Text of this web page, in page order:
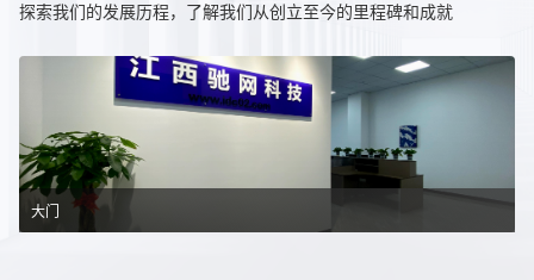
探索我们的发展历程，了解我们从创立至今的里程碑和成就
大门